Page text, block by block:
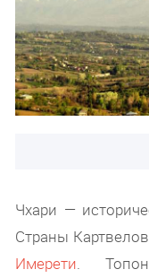
Чхари —
Страны
Имерети .